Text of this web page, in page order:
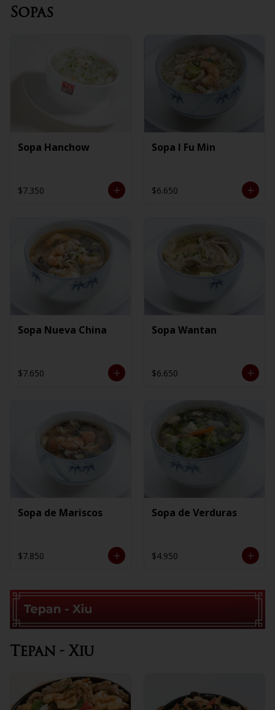
Sopas
Sopa Hanchow
$7.350
Sopa I Fu Min
$6.650
Sopa Nueva China
$7.650
Sopa Wantan
$6.650
Sopa de Mariscos
$7.850
Sopa de Verduras
$4.950
Tepan - Xiu